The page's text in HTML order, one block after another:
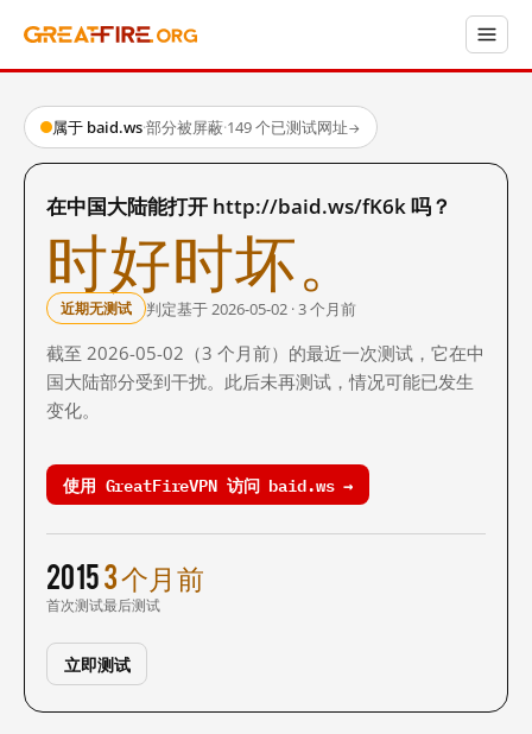
属于 baid.ws·部分被屏蔽·149 个已测试网址→
在中国大陆能打开 http://baid.ws/fK6k 吗？
时好时坏。
近期无测试 判定基于 2026-05-02 · 3 个月前
截至 2026-05-02（3 个月前）的最近一次测试，它在中
国大陆部分受到干扰。此后未再测试，情况可能已发生
变化。
使用 GreatFireVPN 访问 baid.ws →
2015
首次测试
3 个月前
最后测试
立即测试